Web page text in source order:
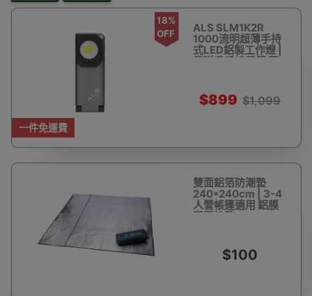
一件免運費
18%
OFF
ALS SLM1K2R
1000流明超薄手持
式LED鋁製工作燈 |
帶磁吸手持電筒 照
$899 $1,099
雙面鋁箔防潮墊
240*240cm | 3-4
人營帳篷適用 鋁膜
露營地墊
$100